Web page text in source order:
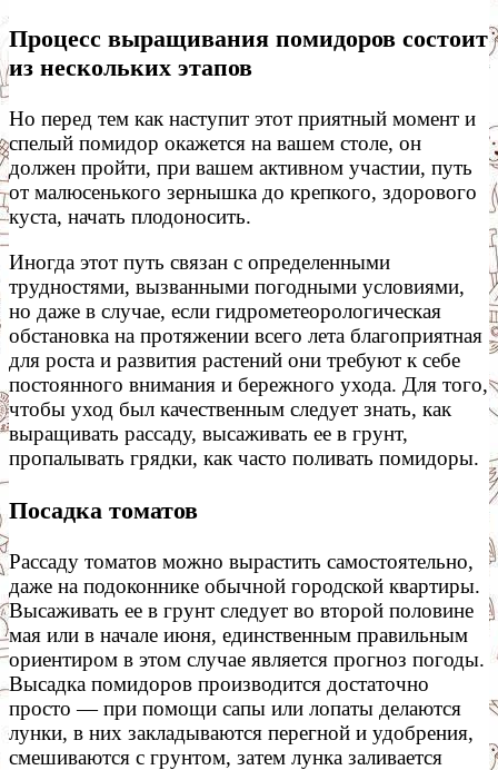
Процесс выращивания помидоров состоит
из нескольких этапов
Но перед тем как наступит этот приятный момент и
спелый помидор окажется на вашем столе, он
должен пройти, при вашем активном участии, путь
от малюсенького зернышка до крепкого, здорового
куста, начать плодоносить.
Иногда этот путь связан с определенными
трудностями, вызванными погодными условиями,
но даже в случае, если гидрометеорологическая
обстановка на протяжении всего лета благоприятная
для роста и развития растений они требуют к себе
постоянного внимания и бережного ухода. Для того,
чтобы уход был качественным следует знать, как
выращивать рассаду, высаживать ее в грунт,
пропалывать грядки, как часто поливать помидоры.
Посадка томатов
Рассаду томатов можно вырастить самостоятельно,
даже на подоконнике обычной городской квартиры.
Высаживать ее в грунт следует во второй половине
мая или в начале июня, единственным правильным
ориентиром в этом случае является прогноз погоды.
Высадка помидоров производится достаточно
просто — при помощи сапы или лопаты делаются
лунки, в них закладываются перегной и удобрения,
смешиваются с грунтом, затем лунка заливается